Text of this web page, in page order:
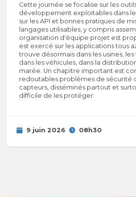
Cette journée se focalise sur les
développement exploitables dans
sur les API et bonnes pratiques de
langages utilisables, y compris
organisation d'équipe projet est
est exercé sur les applications tous
trouve désormais dans les usines,
dans les véhicules, dans la
marée. Un chapitre important est
redoutables problèmes de sécurité
capteurs, disséminés partout et
difficile de les protéger.
9 juin 2026 08h30